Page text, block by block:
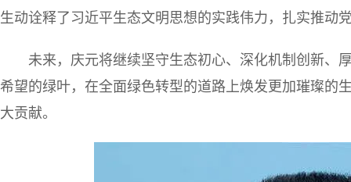
生动诠释了习近平生态文明思想的实践伟力，扎实推动
未来，庆元将继续坚守生态初心、深化机制创新、
希望的绿叶，在全面绿色转型的道路上焕发更加璀璨的
大贡献。